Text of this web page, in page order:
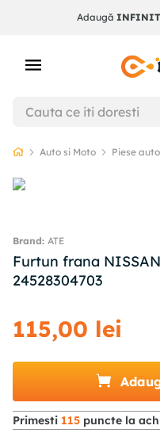
Adaugă
Auto si Moto Piese
ATE
Furtun frana
24528304703
115,00 lei
Primesti 115 puncte la